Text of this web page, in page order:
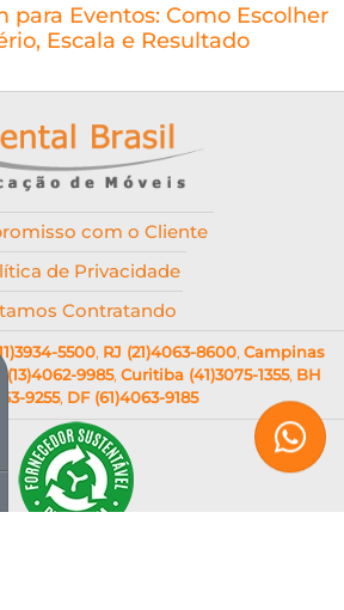
para Eventos: Como Escolher
Escala e Resultado
com o Cliente
de Privacidade
Contratando
5500, RJ (21)4063-8600, Campinas
(13)4062-9985, Curitiba (41)3075-1355, BH
9255, DF (61)4063-9185